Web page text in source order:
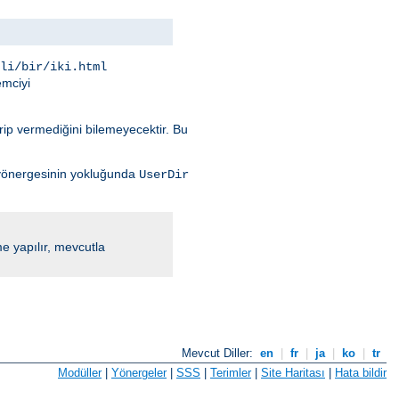
bir/iki.html
vermediğini bilemeyecektir. Bu
yokluğunda UserDir
yapılır, mevcutla
Mevcut Diller: en | fr | ja | ko | tr
Modüller| Yönergeler| SSS Terimler| Site Haritası Hata bildir